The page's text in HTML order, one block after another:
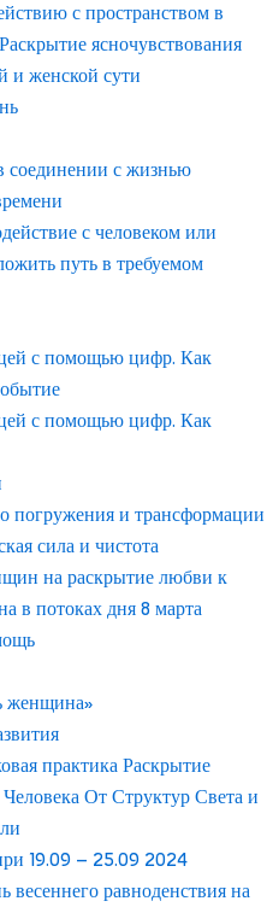
с пространством в
ясночувствования
и женской сути
соединении с жизнью
с человеком или
путь в требуемом
с помощью цифр. Как
с помощью цифр. Как
погружения и трансформации
сила и чистота
на раскрытие любви к
в потоках дня 8 марта
женщина»
практика Раскрытие
От Структур Света и
19.09 – 25.09 2024
равноденствия на